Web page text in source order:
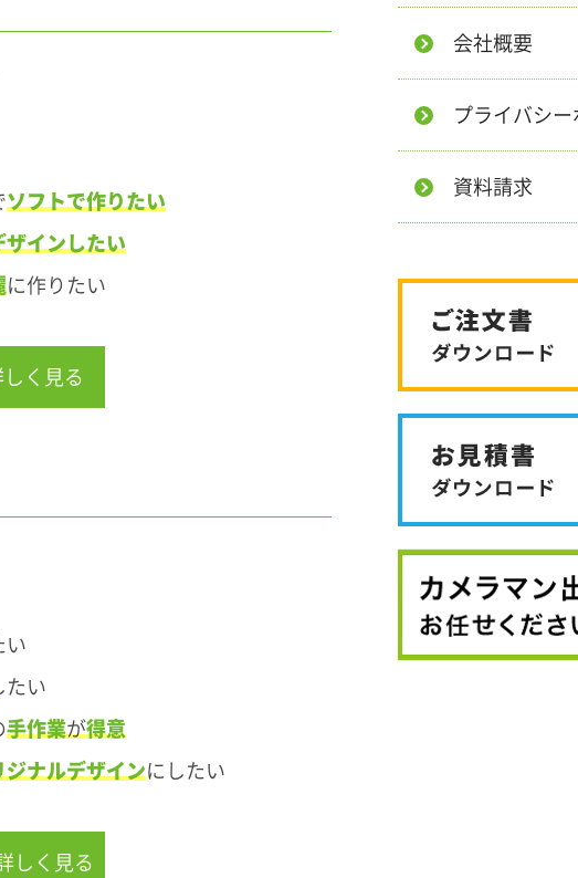
ソフトで作りたい
ザインしたい
に作りたい
く見る
い
たい
手作業が得意
ジナルデザインにしたい
しく見る
会社概要
プライバシー
資料請求